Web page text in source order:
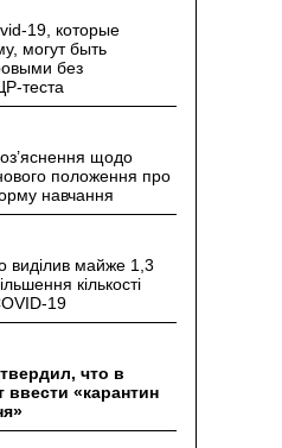
19, которые
могут быть
без
теста
щодо
положення про
навчання
виділив майже 1,3
кількості
19
что в
ввести «карантин